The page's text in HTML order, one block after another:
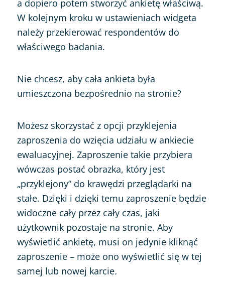
a dopiero potem stworzyć ankietę właściwą.
W kolejnym kroku w ustawieniach widgeta
należy przekierować respondentów do
właściwego badania.
Nie chcesz, aby cała ankieta była
umieszczona bezpośrednio na stronie?
Możesz skorzystać z opcji przyklejenia
zaproszenia do wzięcia udziału w ankiecie
ewaluacyjnej. Zaproszenie takie przybiera
wówczas postać obrazka, który jest
„przyklejony” do krawędzi przeglądarki na
stałe. Dzięki i dzięki temu zaproszenie będzie
widoczne cały przez cały czas, jaki
użytkownik pozostaje na stronie. Aby
wyświetlić ankietę, musi on jedynie kliknąć
zaproszenie – może ono wyświetlić się w tej
samej lub nowej karcie.